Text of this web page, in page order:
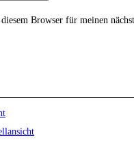
Browser für meinen